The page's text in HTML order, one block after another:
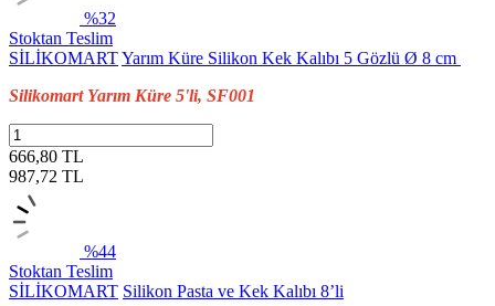
%32
Stoktan Teslim
SİLİKOMARTYarım Küre Silikon Kek Kalıbı 5 Gözlü Ø 8 cm
Silikomart Yarım Küre 5'li, SF001
666,80 TL
987,72 TL
%44
Stoktan Teslim
SİLİKOMART Silikon Pasta ve Kek Kalıbı 8’li